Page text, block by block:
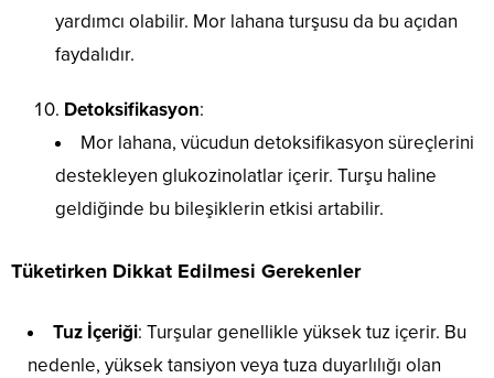
yardımcı olabilir. Mor lahana turşusu da bu açıdan
faydalıdır.
Detoksifikasyon:
Mor lahana, vücudun detoksifikasyon süreçlerini
destekleyen glukozinolatlar içerir. Turşu haline
geldiğinde bu bileşiklerin etkisi artabilir.
Tüketirken Dikkat Edilmesi Gerekenler
Tuz İçeriği: Turşular genellikle yüksek tuz içerir. Bu
nedenle, yüksek tansiyon veya tuza duyarlılığı olan